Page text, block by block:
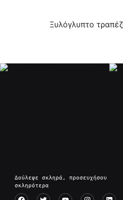
Ξυλόγλυπτο
Δούλεψε σκληρά, προσευχήσου
σκληρότερα